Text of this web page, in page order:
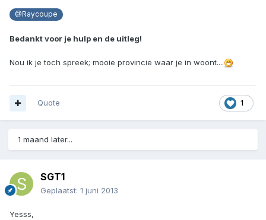
@Raycoupe
Bedankt voor je hulp en de uitleg!
Nou ik je toch spreek; mooie provincie waar je in woont....
1
Quote
1 maand later...
SGT1
Geplaatst: 1 juni 2013
Yesss,